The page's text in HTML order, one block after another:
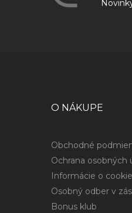
O NÁKUPE
Obchodné
Ochrana osobných
Informácie o
Osobný odber v
Bonus klub